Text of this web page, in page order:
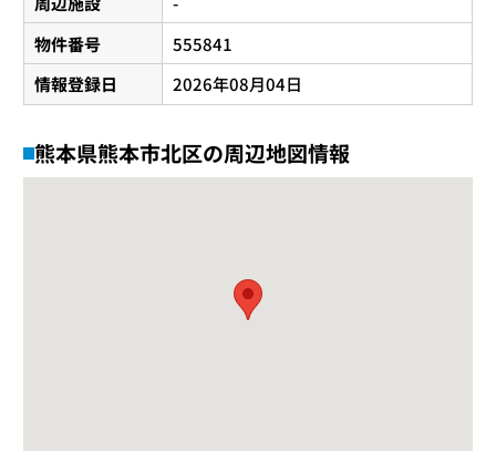
物件番号
555841
情報登録日
2026年08月04日
熊本県熊本市北区の周辺地図情報